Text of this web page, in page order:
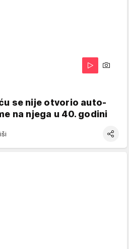
se nije otvorio auto-
na njega u 40. godini